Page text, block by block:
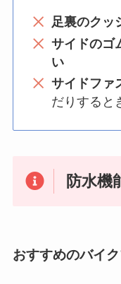
足裏のクッ
サイドのゴ
い
サイドファ
だりすると
防水機
おすすめのバイ